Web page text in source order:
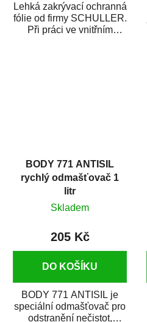
Lehká zakrývací ochranná
fólie od firmy SCHULLER.
Při práci ve vnitřním
BODY 771 ANTISIL
rychlý odmašťovač 1
litr
Skladem
205 Kč
DO KOŠÍKU
BODY 771 ANTISIL je
speciální odmašťovač pro
odstranění nečistot,